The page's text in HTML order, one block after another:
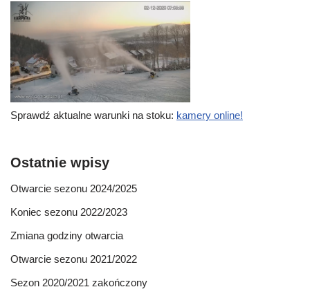
Sprawdź aktualne warunki na stoku: kamery online!
Ostatnie wpisy
Otwarcie sezonu 2024/2025
Koniec sezonu 2022/2023
Zmiana godziny otwarcia
Otwarcie sezonu 2021/2022
Sezon 2020/2021 zakończony